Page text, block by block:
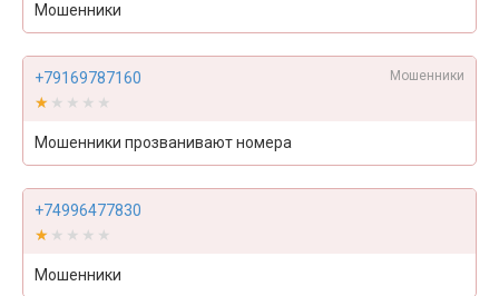
Мошенники
+79169787160 Мошенники
★★★★★
★★★★★
Мошенники прозванивают номера
+74996477830
★★★★★
★★★★★
Мошенники